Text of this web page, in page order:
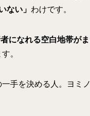
ない」 わけです。
になれる空白地帯が
。
手を決める人。ヨミ